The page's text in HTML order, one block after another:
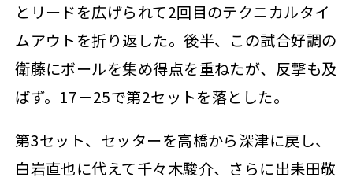
とリードを広げられて2回目のテクニカルタイ
ムアウトを折り返した。後半、この試合好調の
衛藤にボールを集め得点を重ねたが、反撃も及
ばず。17－25で第2セットを落とした。
第3セット、セッターを高橋から深津に戻し、
白岩直也に代えて千々木駿介、さらに出耒田敬